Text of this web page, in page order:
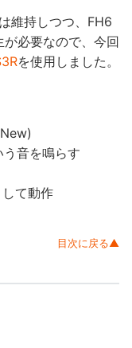
維持しつつ、FH6
必要なので、今回
を使用しました。
う音を鳴らす
して動作
目次に戻る▲